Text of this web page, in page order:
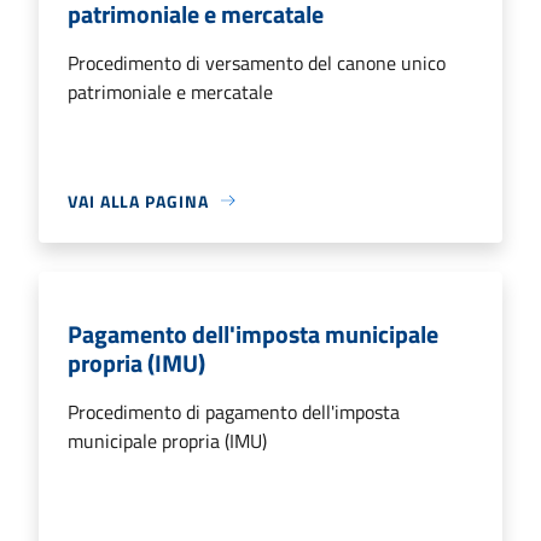
patrimoniale e mercatale
Procedimento di versamento del canone unico
patrimoniale e mercatale
VAI ALLA PAGINA
Pagamento dell'imposta municipale
propria (IMU)
Procedimento di pagamento dell'imposta
municipale propria (IMU)